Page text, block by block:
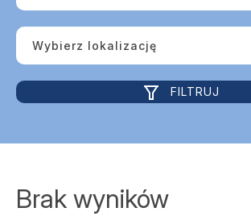
Wybierz lokalizację
FILTRUJ
Brak wyników